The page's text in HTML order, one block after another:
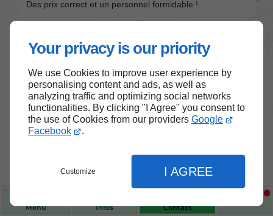
Your privacy is our priority
We use Cookies to improve user experience by
personalising content and ads, as well as
analyzing traffic and optimizing social networks
functionalities. By clicking "I Agree" you consent to
the use of Cookies from our providers Google
Facebook
.
Customize I AGREE
Menu Infos Contact
Nos produits de santé et de